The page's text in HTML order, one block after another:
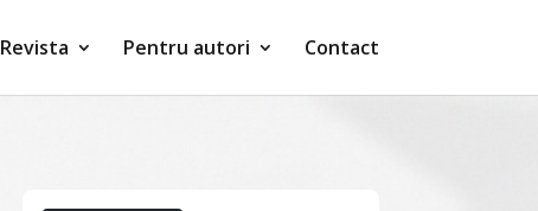
Revista Pentru autori Contact